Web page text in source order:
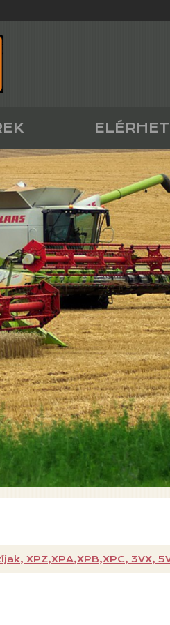
XPZ,XPA,XPB,XPC, 3VX,